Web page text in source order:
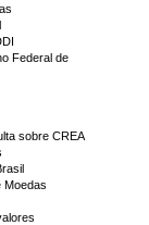
Federal de
sobre CREA
Moedas